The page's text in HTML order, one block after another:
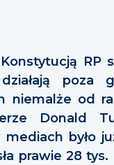
RP
poza
niemalże od
Donald
było
prawie 28